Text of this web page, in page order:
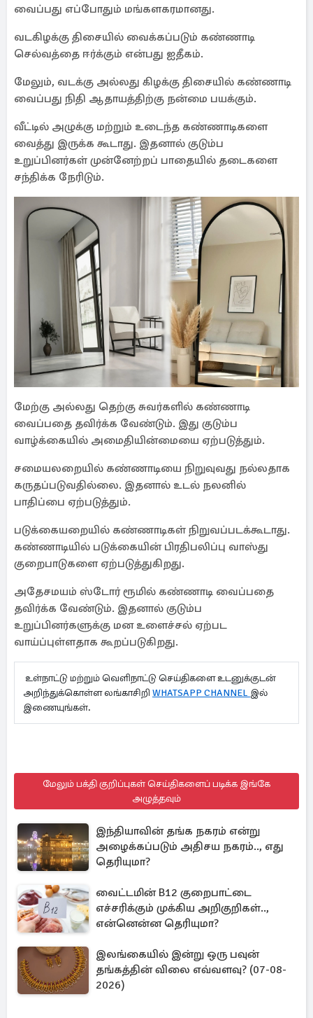
வைப்பது எப்போதும் மங்களகரமானது.
வடகிழக்கு திசையில் வைக்கப்படும் கண்ணாடி
செல்வத்தை ஈர்க்கும் என்பது ஐதீகம்.
மேலும், வடக்கு அல்லது கிழக்கு திசையில் கண்ணாடி
வைப்பது நிதி ஆதாயத்திற்கு நன்மை பயக்கும்.
வீட்டில் அழுக்கு மற்றும் உடைந்த கண்ணாடிகளை
வைத்து இருக்க கூடாது. இதனால் குடும்ப
உறுப்பினர்கள் முன்னேற்றப் பாதையில் தடைகளை
சந்திக்க நேரிடும்.
மேற்கு அல்லது தெற்கு சுவர்களில் கண்ணாடி
வைப்பதை தவிர்க்க வேண்டும். இது குடும்ப
வாழ்க்கையில் அமைதியின்மையை ஏற்படுத்தும்.
சமையலறையில் கண்ணாடியை நிறுவுவது நல்லதாக
கருதப்படுவதில்லை. இதனால் உடல் நலனில்
பாதிப்பை ஏற்படுத்தும்.
படுக்கையறையில் கண்ணாடிகள் நிறுவப்படக்கூடாது.
கண்ணாடியில் படுக்கையின் பிரதிபலிப்பு வாஸ்து
குறைபாடுகளை ஏற்படுத்துகிறது.
அதேசமயம் ஸ்டோர் ரூமில் கண்ணாடி வைப்பதை
தவிர்க்க வேண்டும். இதனால் குடும்ப
உறுப்பினர்களுக்கு மன உளைச்சல் ஏற்பட
வாய்ப்புள்ளதாக கூறப்படுகிறது.
உள்நாட்டு மற்றும் வெளிநாட்டு செய்திகளை உடனுக்குடன்
அறிந்துக்கொள்ள லங்காசிறி WHATSAPP CHANNEL இல்
இணையுங்கள்.
மேலும் பக்தி குறிப்புகள் செய்திகளைப் படிக்க இங்கே
அழுத்தவும்
இந்தியாவின் தங்க நகரம் என்று
அழைக்கப்படும் அதிசய நகரம்.., எது
தெரியுமா?
வைட்டமின் B12 குறைபாட்டை
எச்சரிக்கும் முக்கிய அறிகுறிகள்..,
என்னென்ன தெரியுமா?
இலங்கையில் இன்று ஒரு பவுன்
தங்கத்தின் விலை எவ்வளவு? (07-08-
2026)